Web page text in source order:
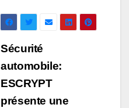
Sécurité
automobile:
ESCRYPT
présente une